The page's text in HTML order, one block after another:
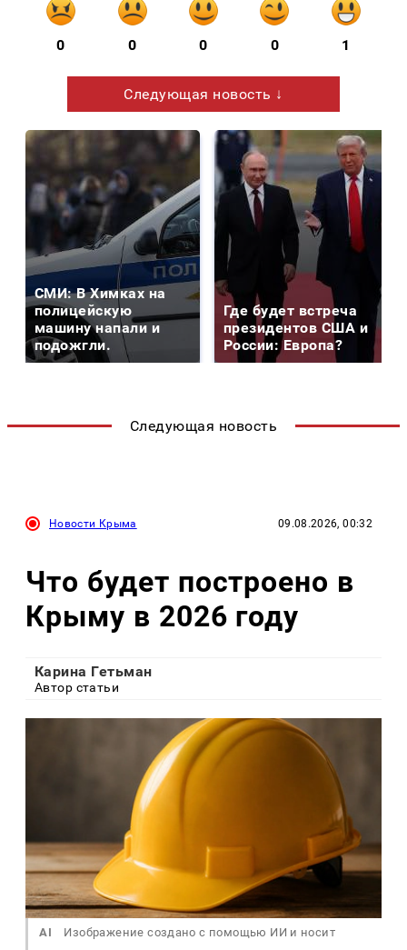
0 0 0 0 1
Следующая новость ↓
СМИ: В Химках на
полицейскую
машину напали и
подожгли.
Где будет встреча
президентов США и
России: Европа?
Следующая новость
Новости Крыма 09.08.2026, 00:32
Что будет построено в
Крыму в 2026 году
Карина Гетьман
Автор статьи
AI
Изображение создано с помощью ИИ и носит